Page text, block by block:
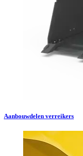
Aanbouwdelen verreikers